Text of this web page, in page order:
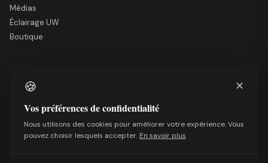
Médias
Éclairage UW
Boutique
Nous soutenir
Qui sommes-nous
🍪 ✕
Vos préférences de confidentialité
Nous utilisons des cookies pour améliorer votre expérience. Vous
pouvez choisir lesquels accepter. En savoir plus